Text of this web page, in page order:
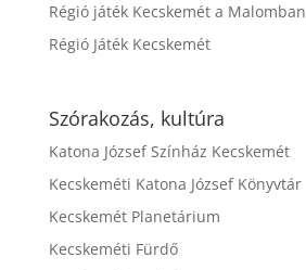
Régió játék Kecskemét a Malomban
Régió Játék Kecskemét
Szórakozás, kultúra
Katona József Színház Kecskemét
Kecskeméti Katona József Könyvtár
Kecskemét Planetárium
Kecskeméti Fürdő